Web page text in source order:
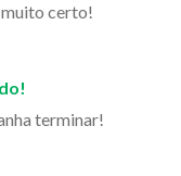
muito certo!
terminar!